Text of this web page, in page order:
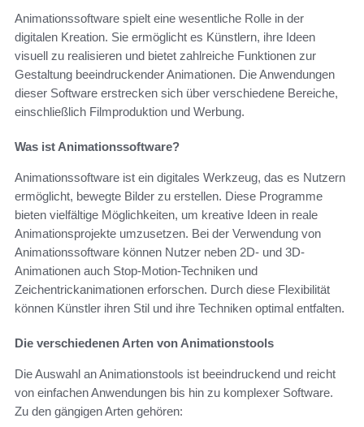
Animationssoftware spielt eine wesentliche Rolle in der
digitalen Kreation. Sie ermöglicht es Künstlern, ihre Ideen
visuell zu realisieren und bietet zahlreiche Funktionen zur
Gestaltung beeindruckender Animationen. Die Anwendungen
dieser Software erstrecken sich über verschiedene Bereiche,
einschließlich Filmproduktion und Werbung.
Was ist Animationssoftware?
Animationssoftware ist ein digitales Werkzeug, das es Nutzern
ermöglicht, bewegte Bilder zu erstellen. Diese Programme
bieten vielfältige Möglichkeiten, um kreative Ideen in reale
Animationsprojekte umzusetzen. Bei der Verwendung von
Animationssoftware können Nutzer neben 2D- und 3D-
Animationen auch Stop-Motion-Techniken und
Zeichentrickanimationen erforschen. Durch diese Flexibilität
können Künstler ihren Stil und ihre Techniken optimal entfalten.
Die verschiedenen Arten von Animationstools
Die Auswahl an Animationstools ist beeindruckend und reicht
von einfachen Anwendungen bis hin zu komplexer Software.
Zu den gängigen Arten gehören: